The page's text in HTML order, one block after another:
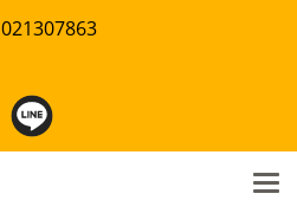
021307863